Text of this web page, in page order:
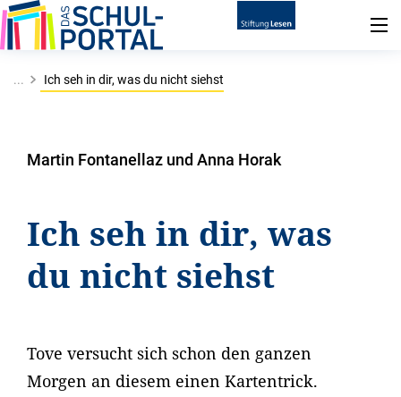
... Ich seh in dir, was du nicht siehst
Martin Fontanellaz und Anna Horak
Ich seh in dir, was
du nicht siehst
Tove versucht sich schon den ganzen
Morgen an diesem einen Kartentrick.